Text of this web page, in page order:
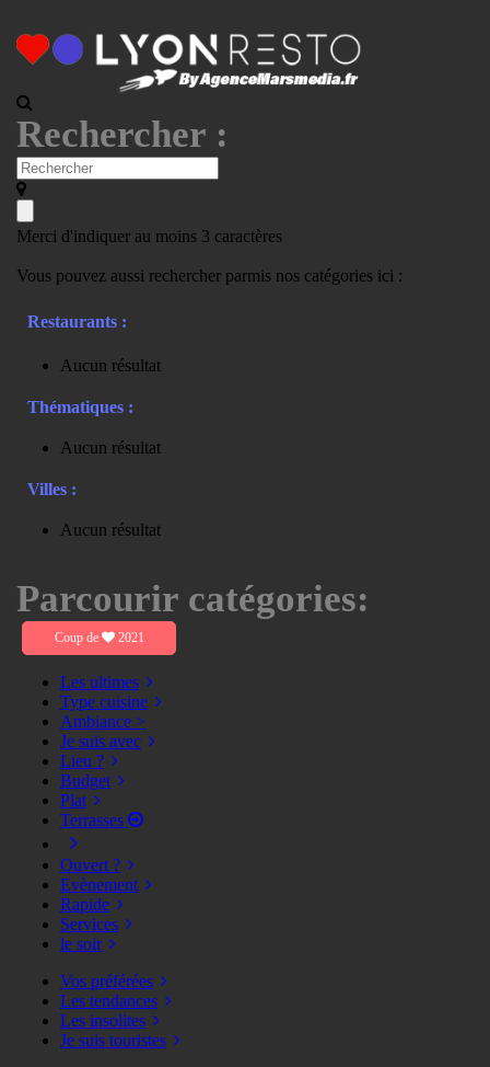
Rechercher :
Merci d'indiquer au moins 3 caractères
Vous pouvez aussi rechercher parmis nos catégories ici :
Restaurants :
Aucun résultat
Thématiques :
Aucun résultat
Villes :
Aucun résultat
Parcourir catégories:
Coup de 2021
Les ultimes
Type cuisine
Ambiance >
Je suis avec
Lieu ?
Budget
Plat
Terrasses
Ouvert ?
Evènement
Rapide
Services
le soir
Vos préférées
Les tendances
Les insolites
Je suis touristes